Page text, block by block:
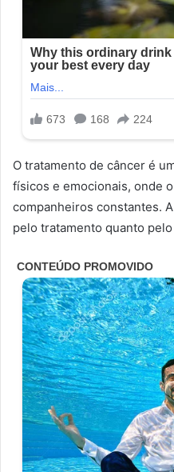
O tratamento de câncer é
físicos e emocionais, onde
companheiros constantes.
pelo tratamento quanto